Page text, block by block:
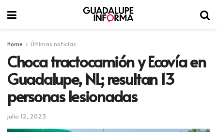
Home Últimas noticias
Choca tractocamión y Ecovía en
Guadalupe, NL; resultan 13
personas lesionadas
julio 12, 2023